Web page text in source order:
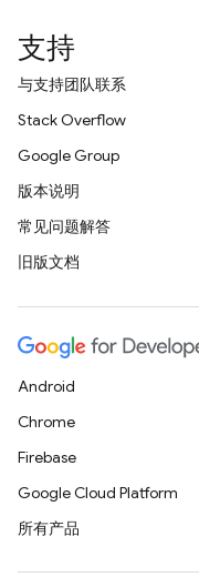
支持
与支持团队联系
Stack Overflow
Google Group
版本说明
常见问题解答
旧版文档
Android
Chrome
Firebase
Google Cloud Platform
所有产品